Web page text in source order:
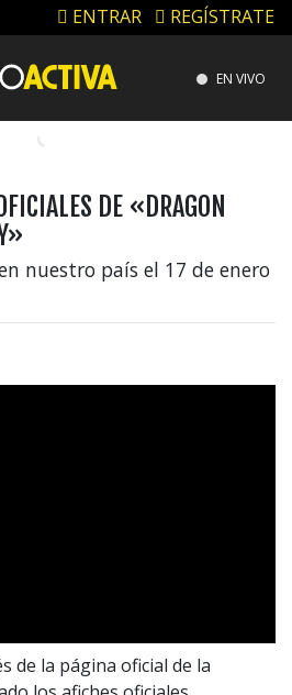
ENTRAR REGÍSTRATE
EN VIVO
DE «DRAGON
nuestro país el 17 de enero
de la página oficial de la